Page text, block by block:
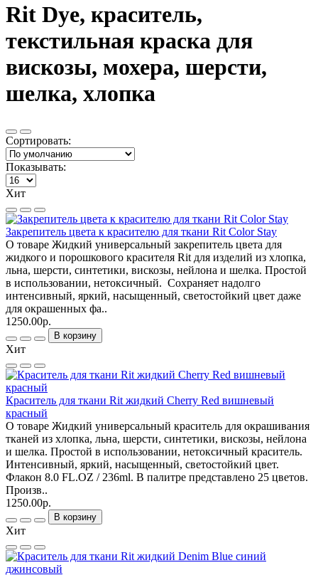
Rit Dye, краситель,
текстильная краска для
вискозы, мохера, шерсти,
шелка, хлопка
Сортировать:
Показывать:
Хит
Закрепитель цвета к красителю для ткани Rit Color Stay
О товаре Жидкий универсальный закрепитель цвета для
жидкого и порошкового красителя Rit для изделий из хлопка,
льна, шерсти, синтетики, вискозы, нейлона и шелка. Простой
в использовании, нетоксичный. Сохраняет надолго
интенсивный, яркий, насыщенный, светостойкий цвет даже
для окрашенных фа..
1250.00р.
В корзину
Хит
Краситель для ткани Rit жидкий Cherry Red вишневый
красный
О товаре Жидкий универсальный краситель для окрашивания
тканей из хлопка, льна, шерсти, синтетики, вискозы, нейлона
и шелка. Простой в использовании, нетоксичный краситель.
Интенсивный, яркий, насыщенный, светостойкий цвет.
Флакон 8.0 FL.OZ / 236ml. В палитре представлено 25 цветов.
Произв..
1250.00р.
В корзину
Хит